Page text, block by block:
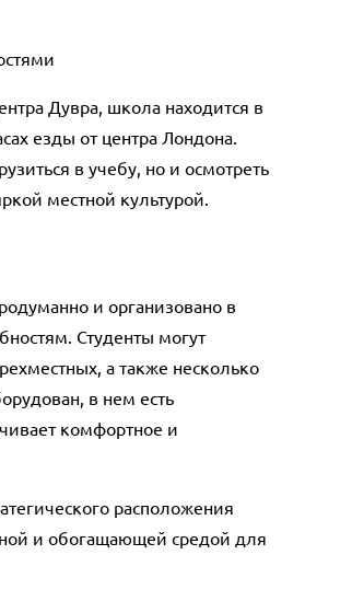
Дувра, школа находится в
езды от центра Лондона.
в учебу, но и осмотреть
местной культурой.
и организовано в
Студенты могут
а также несколько
в нем есть
комфортное и
расположения
и обогащающей средой для